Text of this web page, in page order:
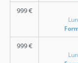
999€
999€